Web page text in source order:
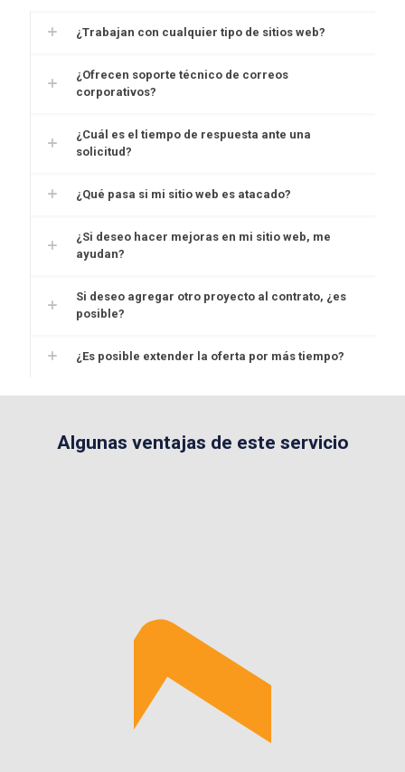
¿Trabajan con cualquier tipo de sitios web?
¿Ofrecen soporte técnico de correos
corporativos?
¿Cuál es el tiempo de respuesta ante una
solicitud?
¿Qué pasa si mi sitio web es atacado?
¿Si deseo hacer mejoras en mi sitio web, me
ayudan?
Si deseo agregar otro proyecto al contrato, ¿es
posible?
¿Es posible extender la oferta por más tiempo?
Algunas ventajas de este servicio